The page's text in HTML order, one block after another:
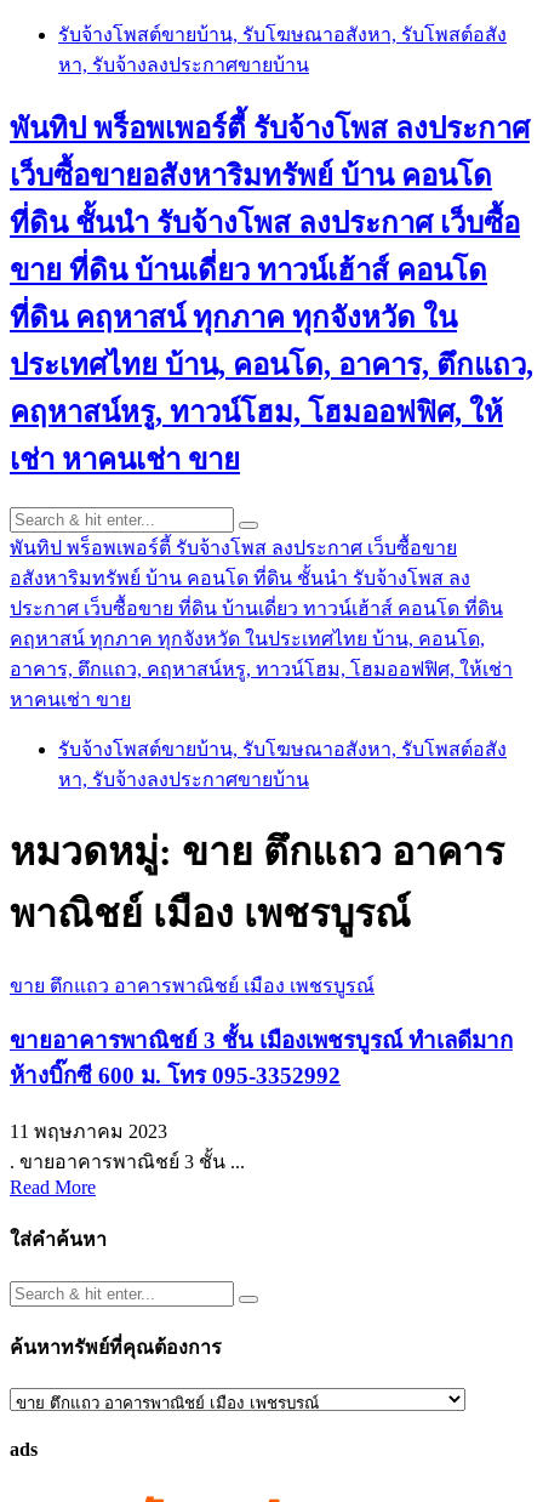
Skip
content
รับจ้างโพสต์ขายบ้าน, รับโฆษณาอสังหา, รับโพสต์อสัง
หา, รับจ้างลงประกาศขายบ้าน
พันทิป พร็อพเพอร์ตี้ รับจ้างโพส ลงประกาศ
เว็บซื้อขายอสังหาริมทรัพย์ บ้าน คอนโด
ที่ดิน ชั้นนำ รับจ้างโพส ลงประกาศ เว็บซื้อ
ขาย ที่ดิน บ้านเดี่ยว ทาวน์เฮ้าส์ คอนโด
ที่ดิน คฤหาสน์ ทุกภาค ทุกจังหวัด ใน
ประเทศไทย บ้าน, คอนโด, อาคาร, ตึกแถว,
คฤหาสน์หรู, ทาวน์โฮม, โฮมออฟฟิศ, ให้
เช่า หาคนเช่า ขาย
พันทิป พร็อพเพอร์ตี้ รับจ้างโพส ลงประกาศ เว็บซื้อขาย
อสังหาริมทรัพย์ บ้าน คอนโด ที่ดิน ชั้นนำ รับจ้างโพส ลง
ประกาศ เว็บซื้อขาย ที่ดิน บ้านเดี่ยว ทาวน์เฮ้าส์ คอนโด ที่ดิน
คฤหาสน์ ทุกภาค ทุกจังหวัด ในประเทศไทย บ้าน, คอนโด,
อาคาร, ตึกแถว, คฤหาสน์หรู, ทาวน์โฮม, โฮมออฟฟิศ, ให้เช่า
หาคนเช่า ขาย
รับจ้างโพสต์ขายบ้าน, รับโฆษณาอสังหา, รับโพสต์อสัง
หา, รับจ้างลงประกาศขายบ้าน
หมวดหมู่: ขาย ตึกแถว อาคาร
พาณิชย์ เมือง เพชรบูรณ์
ขาย ตึกแถว อาคารพาณิชย์ เมือง เพชรบูรณ์
ขายอาคารพาณิชย์ 3 ชั้น เมืองเพชรบูรณ์ ทำเลดีมาก
ห้างบิ๊กซี 600 ม. โทร 095-3352992
11 พฤษภาคม 2023
. ขายอาคารพาณิชย์ 3 ชั้น ...
Read More
ใส่คำค้นหา
ค้นหาทรัพย์ที่คุณต้องการ
ค้นหา
ที่
ads